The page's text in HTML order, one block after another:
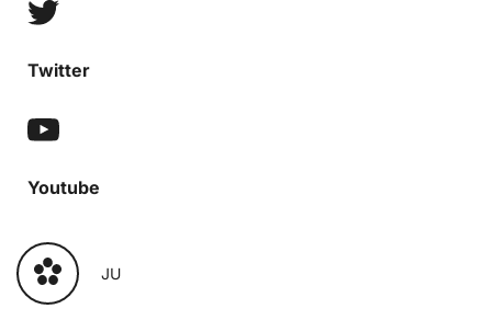
Twitter
Youtube
JU